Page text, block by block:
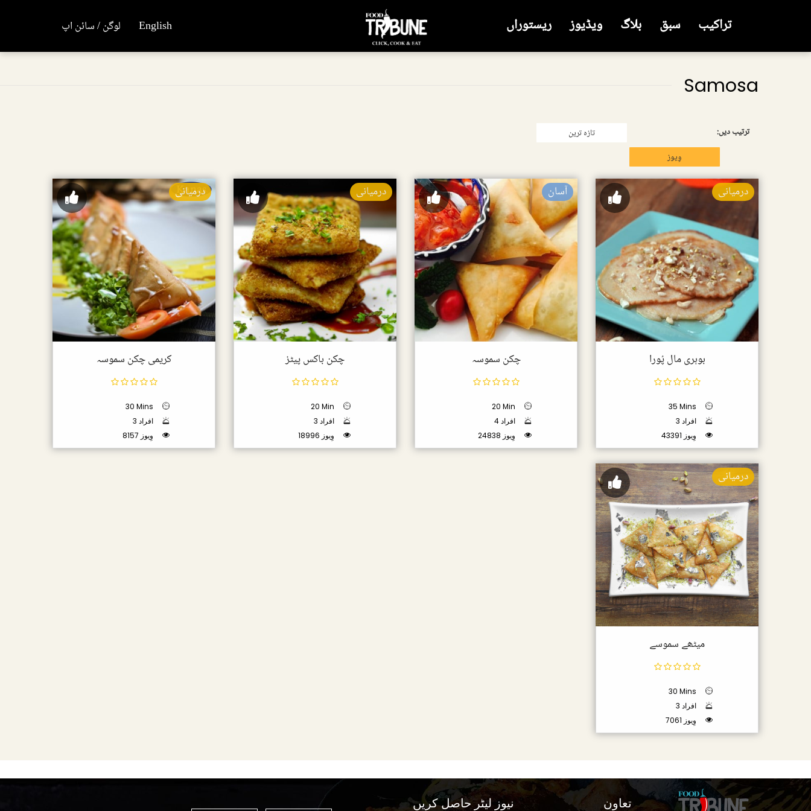
تراکیب سبق بلاگ ویڈیوز ریستوراں English لوگن / سائن اپ
Samosa
ترتیب دیں:
تازہ ترین
وِیوز
درمیانی
بوہری مال پُورا
35 Mins
3 افراد
43391 وِیوز
آسان
چکن سموسہ
20 Min
4 افراد
24838 وِیوز
درمیانی
چکن باکس پیٹز
20 Min
3 افراد
18996 وِیوز
درمیانی
کریمی چکن سموسہ
30 Mins
3 افراد
8157 وِیوز
درمیانی
میٹھے سموسے
30 Mins
3 افراد
7061 وِیوز
تعاون نیوز لیٹر حاصل کریں